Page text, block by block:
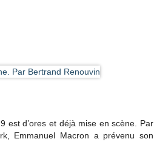
est d’ores et déjà mise en scène. Par
Emmanuel Macron a prévenu son